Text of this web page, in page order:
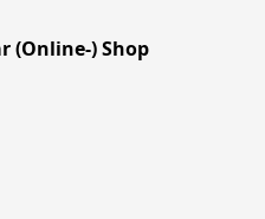
(Online-) Shop